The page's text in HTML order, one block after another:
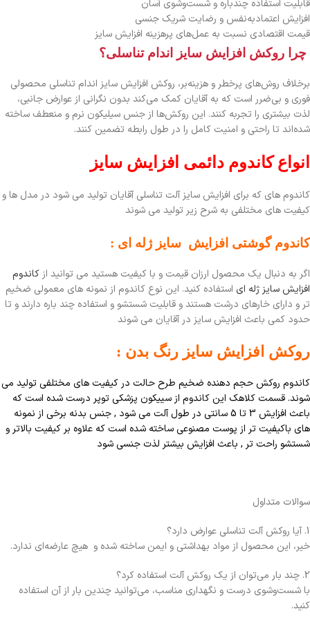
قابلیت استفاده چندباره و شست‌وشوی آسان
افزایش اعتمادبه‌نفس و رضایت شریک جنسی
قیمت اقتصادی نسبت به عمل‌های پرهزینه افزایش سایز
چرا روکش افزایش سایز اندام تناسلی؟
برخلاف روش‌های پرخطر و هزینه‌بر، روکش افزایش سایز اندام تناسلی محصولی
فوری و بی‌ضرر است که به آقایان کمک می‌کند بدون نگرانی از عوارض جانبی،
لذت بیشتری را تجربه کنند. این روکش‌ها از جنس سیلیکون نرم و منعطف ساخته
شده‌اند تا راحتی و امنیت کامل را در طول رابطه تضمین کنند.
انواع کاندوم دائمی افزایش سایز
کاندوم های که برای افزایش سایز آلت تناسلی آقایان تولید می شود در مدل ها و
کیفیت های مختلفی به شرح زیر تولید می شوند
کاندوم گوشتی افزایش سایز ژله ای :
اگر به دنبال یک محصول ارزان قیمت و با کیفیت هستید می توانید از کاندوم
افزایش سایز ژله ای استفاده کنید. این نوع کاندوم از نمونه های معمولی ضخیم
تر و دارای خارهای درشت هستند و قابلیت شستشو و استفاده چند باره دارند و تا
حدود کمی باعث افزایش سایز در آقایان می شوند
روکش افزایش سایز رنگ بدن :
کاندوم روکش حجم دهنده ضخیم طرح حالت در کیفیت های مختلفی تولید می
شوند. قسمت کلاهک این کاندوم از سییکون پزشکی توپر درست شده است که
باعث افزایش 3 تا 5 سانتی در طول آلت می شود , جنس بدنه برخی از نمونه
های باکیفیت تر از پوست مصنوعی ساخته شده است که علاوه بر کیفیت بالاتر و
شستشو راحت تر , باعث افزایش بیشتر لذت جنسی شود
سوالات متداول
1. آیا روکش آلت تناسلی عوارض دارد؟
خیر، این محصول از مواد بهداشتی و ایمن ساخته شده و هیچ عارضه‌ای ندارد.
2. چند بار می‌توان از یک روکش آلت استفاده کرد؟
با شست‌وشوی درست و نگهداری مناسب، می‌توانید چندین بار از آن استفاده
کنید.